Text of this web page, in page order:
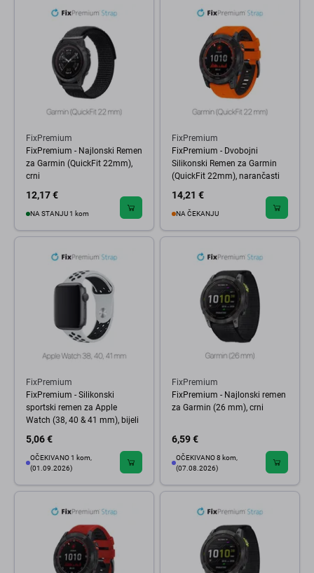
FixPremium
FixPremium - Najlonski Remen
za Garmin (QuickFit 22mm),
crni
12,17 €
NA STANJU 1 kom
FixPremium
FixPremium - Dvobojni
Silikonski Remen za Garmin
(QuickFit 22mm), narančasti
14,21 €
NA ČEKANJU
FixPremium
FixPremium - Silikonski
sportski remen za Apple
Watch (38, 40 & 41 mm), bijeli
5,06 €
OČEKIVANO 1 kom,
(01.09.2026)
FixPremium
FixPremium - Najlonski remen
za Garmin (26 mm), crni
6,59 €
OČEKIVANO 8 kom,
(07.08.2026)